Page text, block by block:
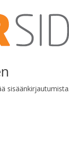
sisäänkirjautumista.